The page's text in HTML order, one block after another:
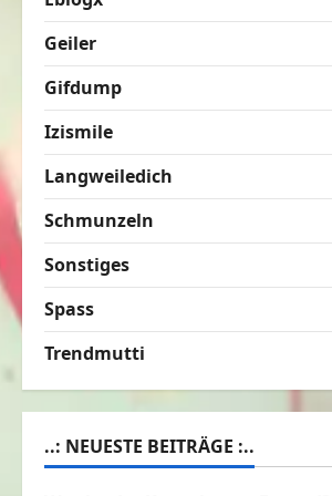
Geiler
Gifdump
Izismile
Langweiledich
Schmunzeln
Sonstiges
Spass
Trendmutti
..: NEUESTE BEITRÄGE :..